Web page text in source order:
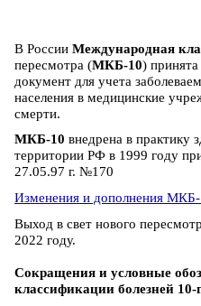
В России Международная
пересмотра (МКБ-10)
документ для учета
населения в медицинские учреждения всех ведомств, причин
смерти.
МКБ-10 внедрена в практику
территории РФ в 1999 году
27.05.97 г. №170
Изменения и дополнения
Выход в свет нового
2022 году.
Сокращения и условные
классификации болезней 10-